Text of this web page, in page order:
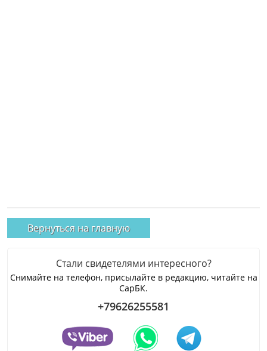
Вернуться на главную
Стали свидетелями интересного?
Снимайте на телефон, присылайте в редакцию, читайте на
СарБК.
+79626255581